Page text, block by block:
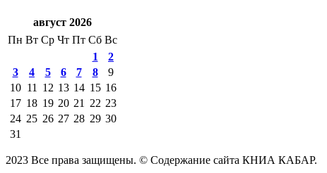
август 2026
Пн Вт Ср Чт Пт Сб Вс
1
2
3
4 5 6 7 8
9
10 11 12 13 14 15 16
17 18 19 20 21 22 23
24 25 26 27 28 29 30
31
2023 Все права защищены. © Содержание сайта КНИА КАБАР.